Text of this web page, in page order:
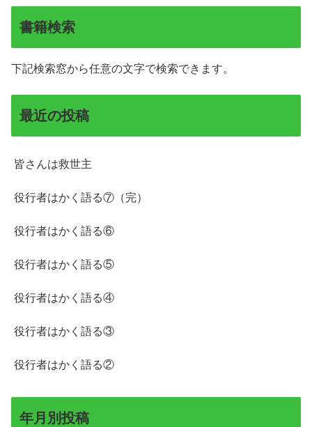
書籍検索
下記検索窓から任意の文字で検索できます。
最近の投稿
皆さんは救世主
役行者はかく語る⑦（完）
役行者はかく語る⑥
役行者はかく語る⑤
役行者はかく語る④
役行者はかく語る③
役行者はかく語る②
年月別投稿